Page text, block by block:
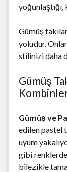
Gümüş
yoludur.
stilinizi daha
Gümüş
Gümüş ve
edilen pastel
uyum
gibi
bilezikle